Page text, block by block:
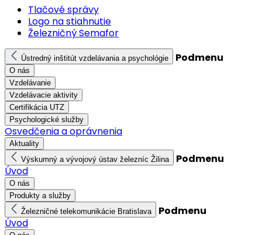
Tlačové správy
Logo na stiahnutie
Železničný Semafor
Ústredný inštitút vzdelávania a psychológie Podmenu
O nás
Vzdelávanie
Vzdelávacie aktivity
Certifikácia UTZ
Psychologické služby
Osvedčenia a oprávnenia
Aktuality
Výskumný a vývojový ústav železníc Žilina
Podmenu
Úvod
O nás
Produkty a služby
Železničné telekomunikácie Bratislava
Podmenu
Úvod